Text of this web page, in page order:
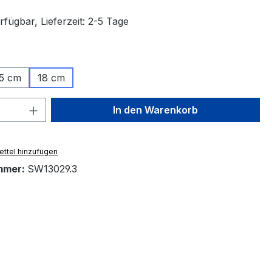
Lieferzeit: 2-5 Tage
cm 18 cm
Anzahl: Gib den gewünschten Wert
In den Warenkorb
hinzufügen
SW13029.3